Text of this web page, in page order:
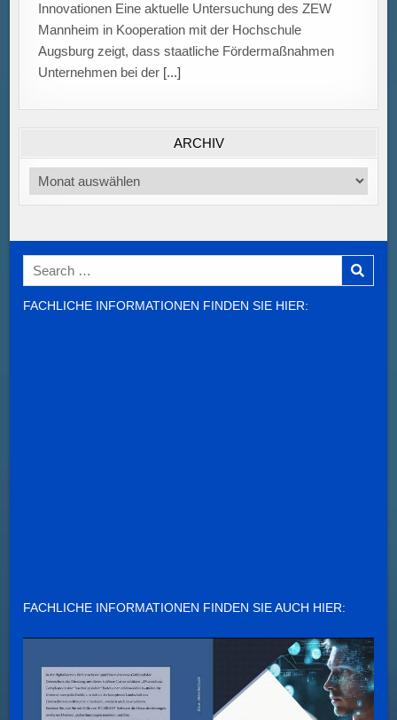
Innovationen Eine aktuelle Untersuchung des ZEW
Mannheim in Kooperation mit der Hochschule
Augsburg zeigt, dass staatliche Fördermaßnahmen
Unternehmen bei der [...]
ARCHIV
Archiv
Search
for:
FACHLICHE INFORMATIONEN FINDEN SIE HIER:
FACHLICHE INFORMATIONEN FINDEN SIE AUCH HIER: